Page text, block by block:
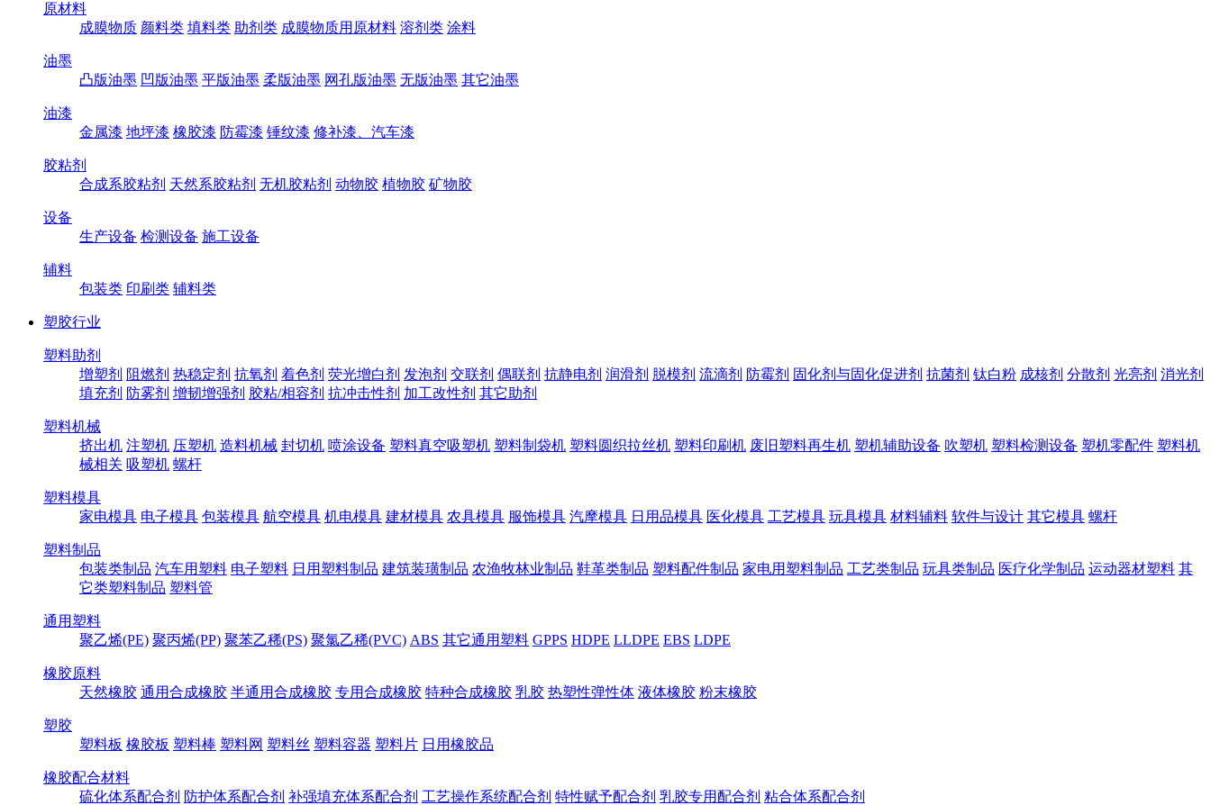
原材料
成膜物质 颜料类 填料类 助剂类 成膜物质用原材料 溶剂类 涂料
油墨
凸版油墨 凹版油墨 平版油墨 柔版油墨 网孔版油墨 无版油墨 其它油墨
油漆
金属漆 地坪漆 橡胶漆 防霉漆 锤纹漆 修补漆、汽车漆
胶粘剂
合成系胶粘剂 天然系胶粘剂 无机胶粘剂 动物胶 植物胶 矿物胶
设备
生产设备 检测设备 施工设备
辅料
包装类 印刷类 辅料类
塑胶行业
塑料助剂
增塑剂 阻燃剂 热稳定剂 抗氧剂 着色剂 荧光增白剂 发泡剂 交联剂 偶联剂 抗静电剂 润滑剂 脱模剂 流滴剂 防霉剂 固化剂与固化促进剂 抗菌剂 钛白粉 成核剂 分散剂 光亮剂 消光剂
填充剂 防雾剂 增韧增强剂 胶粘/相容剂 抗冲击性剂 加工改性剂 其它助剂
塑料机械
挤出机 注塑机 压塑机 造料机械 封切机 喷涂设备 塑料真空吸塑机 塑料制袋机 塑料圆织拉丝机 塑料印刷机 废旧塑料再生机 塑机辅助设备 吹塑机 塑料检测设备 塑机零配件 塑料机
械相关 吸塑机 螺杆
塑料模具
家电模具 电子模具 包装模具 航空模具 机电模具 建材模具 农具模具 服饰模具 汽摩模具 日用品模具 医化模具 工艺模具 玩具模具 材料辅料 软件与设计 其它模具 螺杆
塑料制品
包装类制品 汽车用塑料 电子塑料 日用塑料制品 建筑装璜制品 农渔牧林业制品 鞋革类制品 塑料配件制品 家电用塑料制品 工艺类制品 玩具类制品 医疗化学制品 运动器材塑料 其
它类塑料制品 塑料管
通用塑料
聚乙烯(PE) 聚丙烯(PP) 聚苯乙稀(PS) 聚氯乙稀(PVC) ABS 其它通用塑料 GPPS HDPE LLDPE EBS LDPE
橡胶原料
天然橡胶 通用合成橡胶 半通用合成橡胶 专用合成橡胶 特种合成橡胶 乳胶 热塑性弹性体 液体橡胶 粉末橡胶
塑胶
塑料板 橡胶板 塑料棒 塑料网 塑料丝 塑料容器 塑料片 日用橡胶品
橡胶配合材料
硫化体系配合剂 防护体系配合剂 补强填充体系配合剂 工艺操作系统配合剂 特性赋予配合剂 乳胶专用配合剂 粘合体系配合剂